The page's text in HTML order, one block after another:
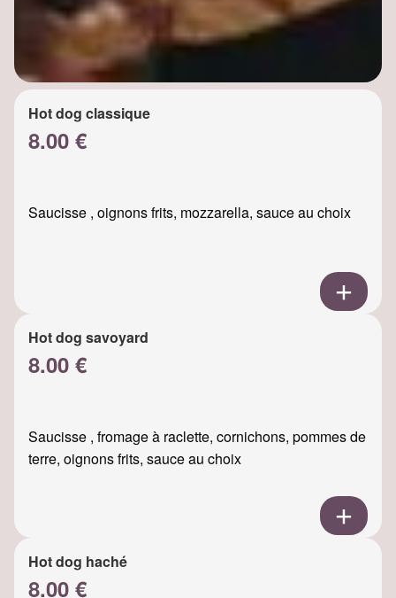
Hot dog classique
8.00 €
Saucisse , oignons frits, mozzarella, sauce au choix
Hot dog savoyard
8.00 €
Saucisse , fromage à raclette, cornichons, pommes de
terre, oignons frits, sauce au choix
Hot dog haché
8.00 €